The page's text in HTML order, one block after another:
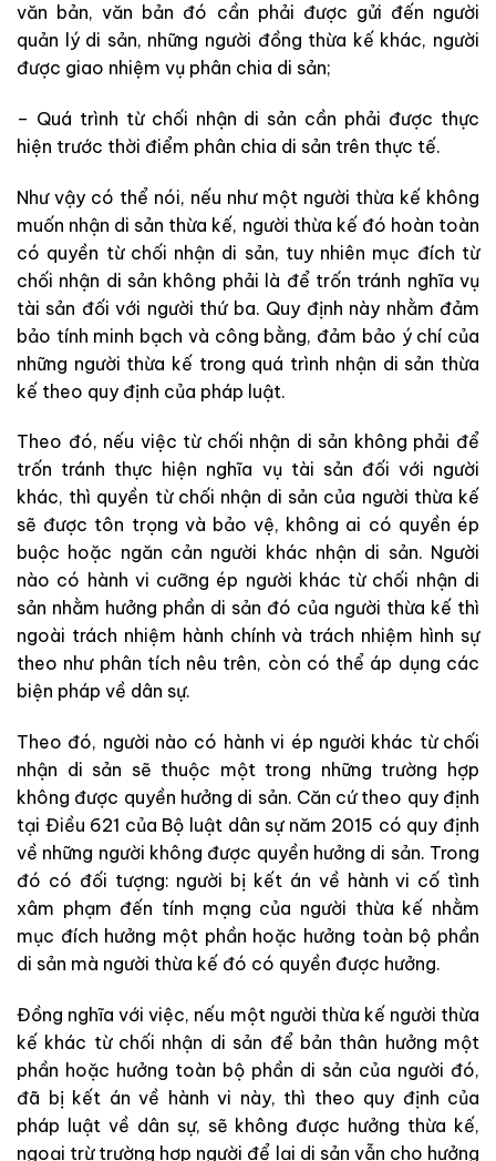
văn bản, văn bản đó cần phải được gửi đến người
quản lý di sản, những người đồng thừa kế khác, người
được giao nhiệm vụ phân chia di sản;
– Quá trình từ chối nhận di sản cần phải được thực
hiện trước thời điểm phân chia di sản trên thực tế.
Như vậy có thể nói, nếu như một người thừa kế không
muốn nhận di sản thừa kế, người thừa kế đó hoàn toàn
có quyền từ chối nhận di sản, tuy nhiên mục đích từ
chối nhận di sản không phải là để trốn tránh nghĩa vụ
tài sản đối với người thứ ba. Quy định này nhằm đảm
bảo tính minh bạch và công bằng, đảm bảo ý chí của
những người thừa kế trong quá trình nhận di sản thừa
kế theo quy định của pháp luật.
Theo đó, nếu việc từ chối nhận di sản không phải để
trốn tránh thực hiện nghĩa vụ tài sản đối với người
khác, thì quyền từ chối nhận di sản của người thừa kế
sẽ được tôn trọng và bảo vệ, không ai có quyền ép
buộc hoặc ngăn cản người khác nhận di sản. Người
nào có hành vi cưỡng ép người khác từ chối nhận di
sản nhằm hưởng phần di sản đó của người thừa kế thì
ngoài trách nhiệm hành chính và trách nhiệm hình sự
theo như phân tích nêu trên, còn có thể áp dụng các
biện pháp về dân sự.
Theo đó, người nào có hành vi ép người khác từ chối
nhận di sản sẽ thuộc một trong những trường hợp
không được quyền hưởng di sản. Căn cứ theo quy định
tại Điều 621 của Bộ luật dân sự năm 2015 có quy định
về những người không được quyền hưởng di sản. Trong
đó có đối tượng: người bị kết án về hành vi cố tình
xâm phạm đến tính mạng của người thừa kế nhằm
mục đích hưởng một phần hoặc hưởng toàn bộ phần
di sản mà người thừa kế đó có quyền được hưởng.
Đồng nghĩa với việc, nếu một người thừa kế người thừa
kế khác từ chối nhận di sản để bản thân hưởng một
phần hoặc hưởng toàn bộ phần di sản của người đó,
đã bị kết án về hành vi này, thì theo quy định của
pháp luật về dân sự, sẽ không được hưởng thừa kế,
ngoại trừ trường hợp người để lại di sản vẫn cho hưởng